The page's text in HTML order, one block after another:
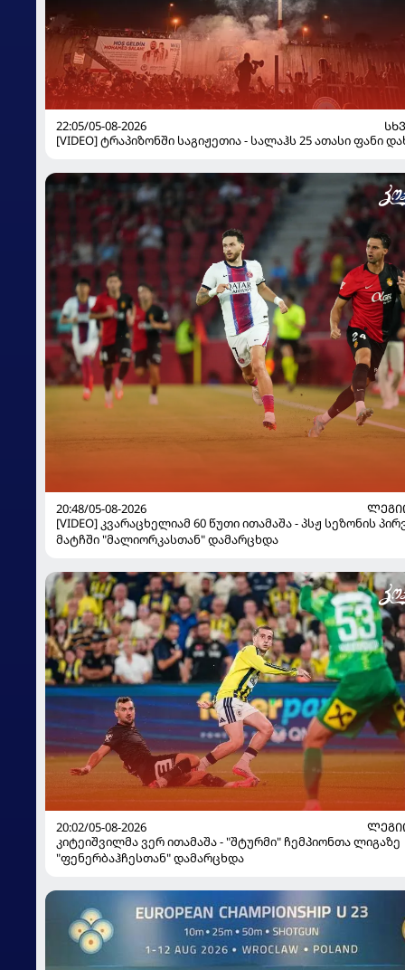
22:05/05-08-2026
[VIDEO] ტრაპიზონში საგიჟეთია - სალაჰს 25 ათასი ფანი
20:48/05-08-2026
[VIDEO] კვარაცხელიამ 60 წუთი ითამაშა - პსჟ სეზონის
მატჩში "მალიორკასთან" დამარცხდა
20:02/05-08-2026
კიტეიშვილმა ვერ ითამაშა - "შტურმი" ჩემპიონთა ლიგაზე
"ფენერბაჰჩესთან" დამარცხდა